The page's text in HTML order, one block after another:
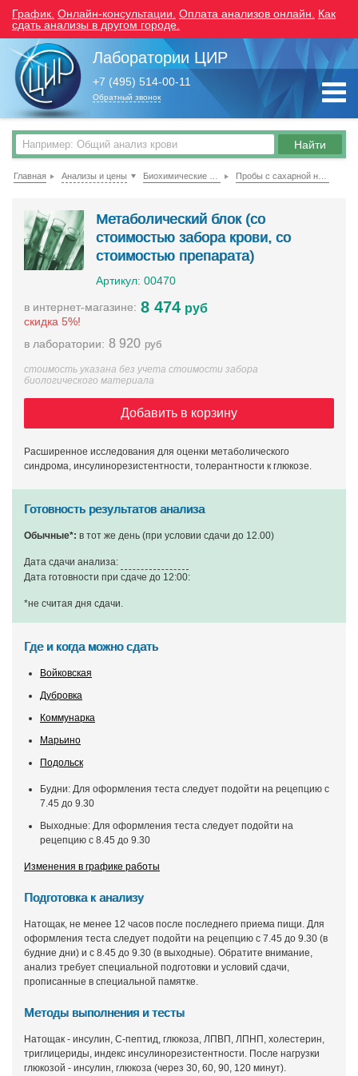
График. Онлайн-консультации. Оплата анализов онлайн.
Как
сдать анализы в другом городе.
Лаборатории ЦИР
+7 (495) 514-00-11
Обратный звонок
Главная Анализы и цены
Метаболический блок (со
стоимостью забора крови, со
стоимостью препарата)
Артикул: 00470
в интернет-магазине:
скидка 5%!
8 474 руб
в лаборатории: 8 920 руб
стоимость указана без учета стоимости забора
биологического материала
Добавить в корзину
Расширенное исследования для оценки метаболического
синдрома, инсулинорезистентности, толерантности к глюкозе.
Готовность результатов анализа
Обычные*: в тот же день (при условии сдачи до 12.00)
Дата сдачи анализа:
Дата готовности при сдаче до 12:00:
*не считая дня сдачи.
Где и когда можно сдать
Войковская
Дубровка
Коммунарка
Марьино
Подольск
Будни: Для оформления теста следует подойти на рецепцию с
7.45 до 9.30
Выходные: Для оформления теста следует подойти на
рецепцию с 8.45 до 9.30
Изменения в графике работы
Подготовка к анализу
Натощак, не менее 12 часов после последнего приема пищи. Для
оформления теста следует подойти на рецепцию с 7.45 до 9.30 (в
будние дни) и с 8.45 до 9.30 (в выходные). Обратите внимание,
анализ требует специальной подготовки и условий сдачи,
прописанные в специальной памятке.
Методы выполнения и тесты
Натощак - инсулин, С-пептид, глюкоза, ЛПВП, ЛПНП, холестерин,
триглицериды, индекс инсулинорезистентности. После нагрузки
глюкозой - инсулин, глюкоза (через 30, 60, 90, 120 минут).